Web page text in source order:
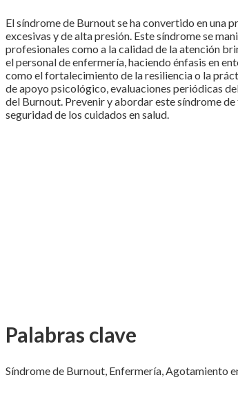
El síndrome de Burnout se ha convertido en una
excesivas y de alta presión. Este síndrome se
profesionales como a la calidad de la atención
el personal de enfermería, haciendo énfasis en
como el fortalecimiento de la resiliencia o la
de apoyo psicológico, evaluaciones periódicas
del Burnout. Prevenir y abordar este síndrome
seguridad de los cuidados en salud.
Palabras clave
Síndrome de Burnout, Enfermería, Agotamiento